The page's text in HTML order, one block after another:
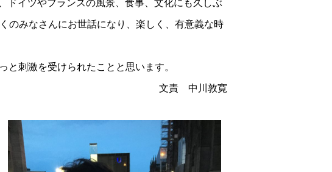
ドイツやフランスの風景、食事、文化にも久しぶ
のみなさんにお世話になり、楽しく、有意義な時
刺激を受けられたことと思います。
文責 中川敦寛